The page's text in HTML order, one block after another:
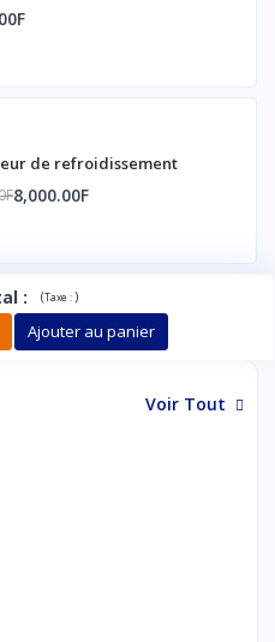
de refroidissement
8,000.00F
: (Taxe :)
Ajouter au panier
Voir Tout